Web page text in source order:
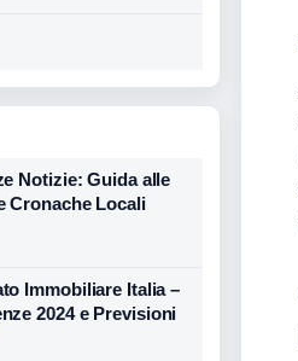
Notizie: Guida alle
Cronache Locali
Immobiliare Italia –
2024 e Previsioni